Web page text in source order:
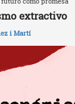
extractivo
i Martí